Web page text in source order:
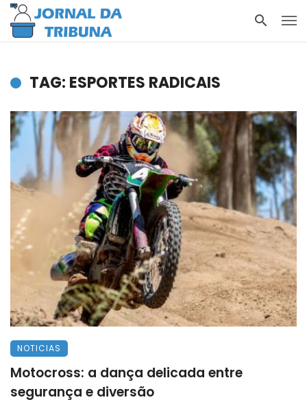
TAG: ESPORTES RADICAIS
NOTICIAS
Motocross: a dança delicada entre
segurança e diversão